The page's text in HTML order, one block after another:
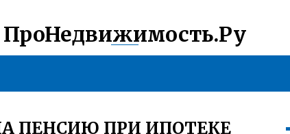
ПроНедвижимость.Ру
ПЕНСИЮ ПРИ ИПОТЕКЕ